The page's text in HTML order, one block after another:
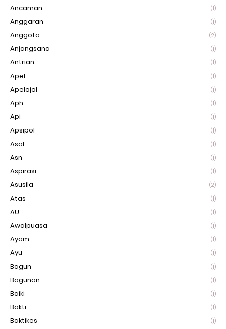
Ancaman (1)
Anggaran (1)
Anggota (2)
Anjangsana (1)
Antrian (1)
Apel (1)
Apelojol (1)
Aph (1)
Api (1)
Apsipol (1)
Asal (1)
Asn (1)
Aspirasi (1)
Asusila (2)
Atas (1)
AU (1)
Awalpuasa (1)
Ayam (1)
Ayu (1)
Bagun (1)
Bagunan (1)
Baiki (1)
Bakti (1)
Baktikes (1)